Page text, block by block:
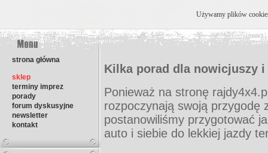
strona główna
sklep
terminy imprez
porady
forum dyskusyjne
newsletter
kontakt
Kilka porad dla nowicjuszy
Ponieważ na stronę
rozpoczynają swoją przygodę
postanowiliśmy przygotować
auto i siebie do lekkiej jazdy
Używamy plików